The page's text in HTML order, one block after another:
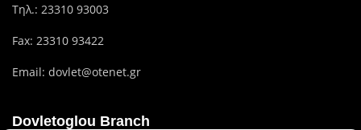
Τηλ.: 23310 93003
Fax: 23310 93422
Email: dovlet@otenet.gr
Dovletoglou Branch